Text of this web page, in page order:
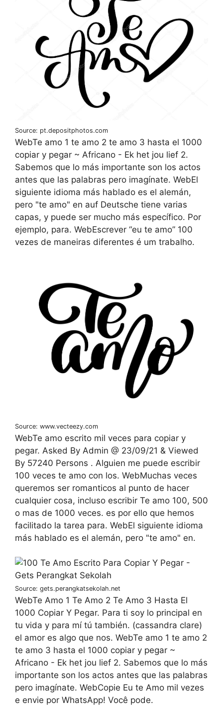
Source: pt.depositphotos.com
WebTe amo 1 te amo 2 te amo 3 hasta el 1000
copiar y pegar ~ Africano - Ek het jou lief 2.
Sabemos que lo más importante son los actos
antes que las palabras pero imagínate. WebEl
siguiente idioma más hablado es el alemán,
pero "te amo" en auf Deutsche tiene varias
capas, y puede ser mucho más específico. Por
ejemplo, para. WebEscrever “eu te amo” 100
vezes de maneiras diferentes é um trabalho.
Source: www.vecteezy.com
WebTe amo escrito mil veces para copiar y
pegar. Asked By Admin @ 23/09/21 & Viewed
By 57240 Persons . Alguien me puede escribir
100 veces te amo con los. WebMuchas veces
queremos ser romanticos al punto de hacer
cualquier cosa, incluso escribir Te amo 100, 500
o mas de 1000 veces. es por ello que hemos
facilitado la tarea para. WebEl siguiente idioma
más hablado es el alemán, pero "te amo" en.
Source: gets.perangkatsekolah.net
WebTe Amo 1 Te Amo 2 Te Amo 3 Hasta El
1000 Copiar Y Pegar. Para ti soy lo principal en
tu vida y para mí tú también. (cassandra clare)
el amor es algo que nos. WebTe amo 1 te amo 2
te amo 3 hasta el 1000 copiar y pegar ~
Africano - Ek het jou lief 2. Sabemos que lo más
importante son los actos antes que las palabras
pero imagínate. WebCopie Eu te Amo mil vezes
e envie por WhatsApp! Você pode.